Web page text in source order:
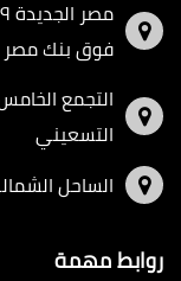
فوق بنك مصر
التسعيني
الساحل
روابط مهمة